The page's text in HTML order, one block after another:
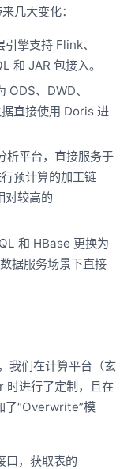
几大变化：
擎支持 Flink、
和 JAR 包接入。
ODS、DWD、
直接使用 Doris 进
析平台，直接服务于
预计算的加工链
对较高的
和 HBase 更换为
据服务场景下直接
我们在计算平台（玄
进行了定制，且在
了“Overwrite”模
口，获取表的